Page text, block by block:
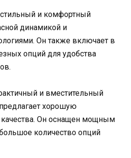
и комфортный
динамикой и
Он также включает в
опций для удобства
и вместительный
хорошую
Он оснащен мощным
количество опций